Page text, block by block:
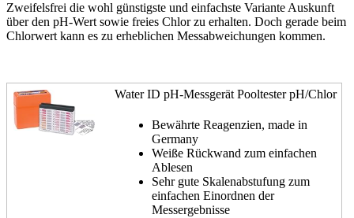
Zweifelsfrei die wohl günstigste und einfachste Variante Auskunft
über den pH-Wert sowie freies Chlor zu erhalten. Doch gerade beim
Chlorwert kann es zu erheblichen Messabweichungen kommen.
Water ID pH-Messgerät Pooltester pH/Chlor
Bewährte Reagenzien, made in
Germany
Weiße Rückwand zum einfachen
Ablesen
Sehr gute Skalenabstufung zum
einfachen Einordnen der
Messergebnisse